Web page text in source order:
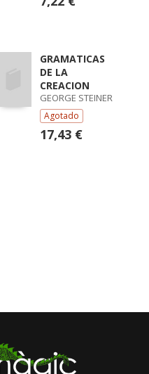
GRAMATICAS
DE LA
CREACION
GEORGE STEINER
Agotado
17,43 €